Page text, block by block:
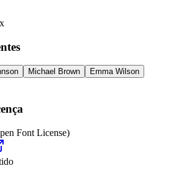
Michael Brown
Emma Wilson
Font License)